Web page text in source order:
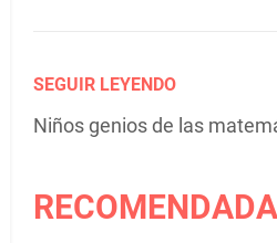
SEGUIR LEYENDO
Niños genios de las